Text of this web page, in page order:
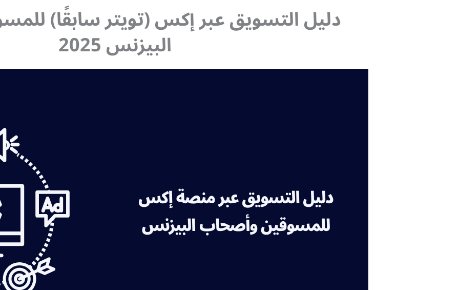
دليل التسويق عبر إكس (تويتر سابقًا)
البيزنس 2025